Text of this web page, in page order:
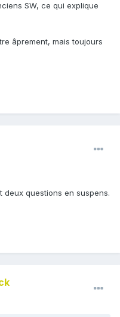
SW, ce qui explique
âprement, mais toujours
deux questions en suspens.